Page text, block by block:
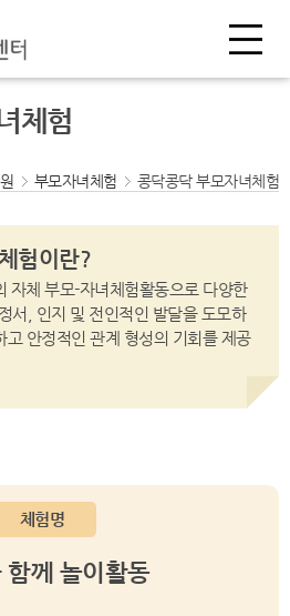
체험
부모자녀체험 콩닥콩닥 부모자녀체험
험이란?
자체 부모-자녀체험활동으로 다양한
서, 인지 및 전인적인 발달을 도모하
고 안정적인 관계 형성의 기회를 제공
체험명
함께 놀이활동